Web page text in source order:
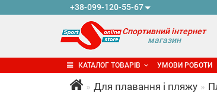
+38-099-120-55-67
Спортивний інтернет
магазин
КАТАЛОГ ТОВАРІВ УМОВИ РОБОТИ
Для плавання і пляжу